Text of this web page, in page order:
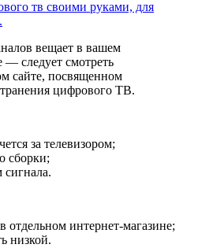
тв своими руками, для
вещает в вашем
— следует смотреть
сайте, посвященном
цифрового ТВ.
за телевизором;
сборки;
отдельном интернет-магазине;
низкой.